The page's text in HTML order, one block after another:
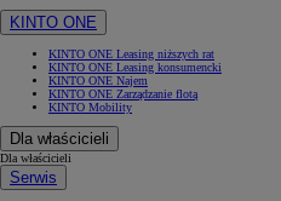
KINTO ONE
KINTO ONE Leasing niższych rat
KINTO ONE Leasing konsumencki
KINTO ONE Najem
KINTO ONE Zarządzanie flotą
KINTO Mobility
Dla właścicieli
Dla właścicieli
Serwis